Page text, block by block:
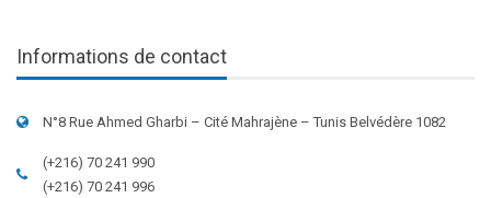
Informations de contact
N°8 Rue Ahmed Gharbi – Cité Mahrajène – Tunis Belvédère 1082
(+216) 70 241 990
(+216) 70 241 996